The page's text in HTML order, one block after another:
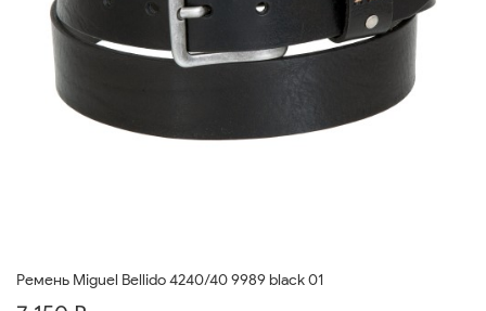
Ремень Miguel Bellido 4240/40 9989 black 01